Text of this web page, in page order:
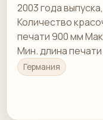
2003 года
Количество
печати 900 мм
Мин. длина
механическая
Германия